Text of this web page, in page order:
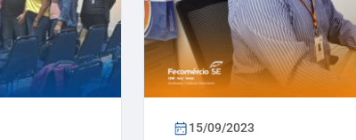
15/09/2023